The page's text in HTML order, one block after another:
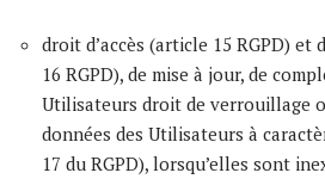
droit d’accès (article 15 RGPD)
16 RGPD), de mise à jour, de
Utilisateurs droit de verrouillage
données des Utilisateurs à
17 du RGPD), lorsqu’elles sont